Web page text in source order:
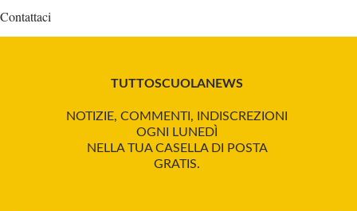
Contattaci
TUTTOSCUOLANEWS
NOTIZIE, COMMENTI, INDISCREZIONI
OGNI LUNEDÌ
NELLA TUA CASELLA DI POSTA
GRATIS.